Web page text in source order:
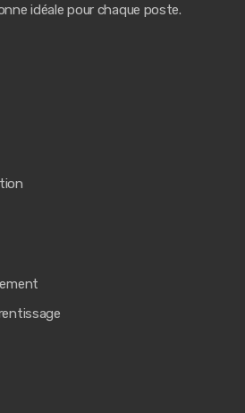
idéale pour chaque poste.